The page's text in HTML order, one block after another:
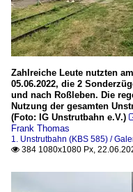
Zahlreiche Leute nutzten
05.06.2022, die 2
und nach Roßleben. Die
Nutzung der gesamten
(Foto: IG Unstrutbahn e.V.)
Frank Thomas
1. Unstrutbahn (KBS 585) /
 384 1080x1080 Px,